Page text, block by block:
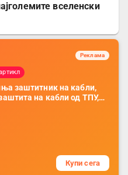
вселенски
Реклама
заштитник на кабли,
на кабли од ТПУ,
на кабли, без
телефони, комплет
Купи сега